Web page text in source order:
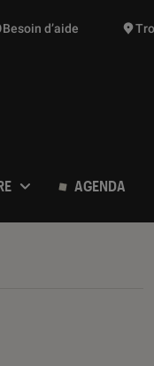
de produits vont
Besoin d’aide
AGENDA